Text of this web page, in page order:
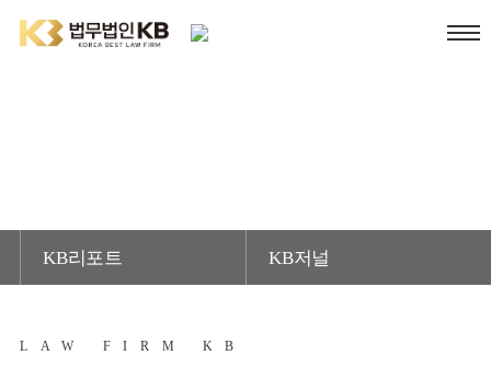
KB리포트 KB저널
LAW FIRM KB